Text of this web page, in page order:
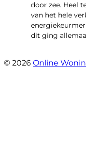
door zee. Heel
van het hele
dit ging
© 2026 Online